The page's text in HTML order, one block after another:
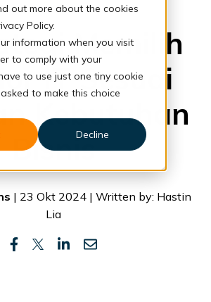
out more about the cookies
Policy.
information when you visit
to comply with your
to use just one tiny cookie
to make this choice
Decline
Business
Memilih
IT Sesuai
Kebutuhan
Bisnis
| 23 Okt 2024 | Written by: Hastin
Lia